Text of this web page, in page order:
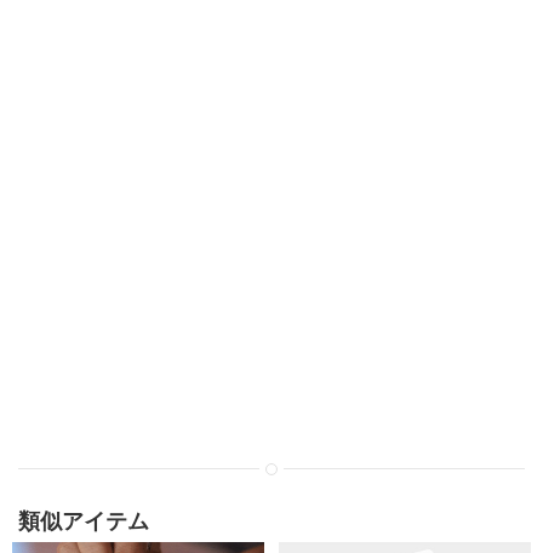
類似アイテム